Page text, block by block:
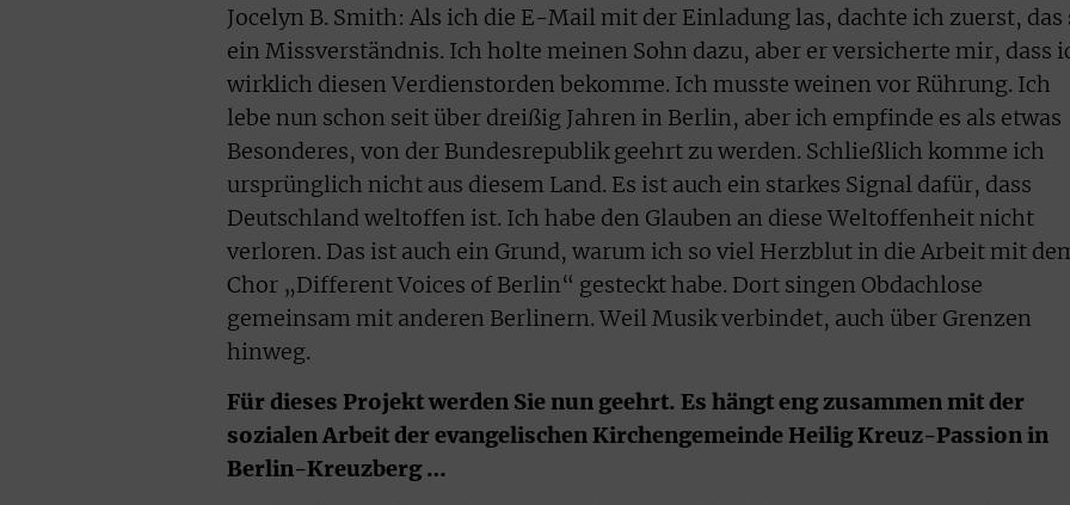
Jocelyn B. Smith: Als ich die E-Mail mit der Einladung las, dachte ich zuerst, das
ein Missverständnis. Ich holte meinen Sohn dazu, aber er versicherte mir, dass
wirklich diesen Verdienstorden bekomme. Ich musste weinen vor Rührung. Ich
lebe nun schon seit über dreißig Jahren in Berlin, aber ich empfinde es als etwas
Besonderes, von der Bundesrepublik geehrt zu werden. Schließlich komme ich
ursprünglich nicht aus diesem Land. Es ist auch ein starkes Signal dafür, dass
Deutschland weltoffen ist. Ich habe den Glauben an diese Weltoffenheit nicht
verloren. Das ist auch ein Grund, warum ich so viel Herzblut in die Arbeit mit
Chor „Different Voices of Berlin“ gesteckt habe. Dort singen Obdachlose
gemeinsam mit anderen Berlinern. Weil Musik verbindet, auch über Grenzen
hinweg.
Für dieses Projekt werden Sie nun geehrt. Es hängt eng zusammen mit der
sozialen Arbeit der evangelischen Kirchengemeinde Heilig Kreuz-Passion in
Berlin-Kreuzberg …